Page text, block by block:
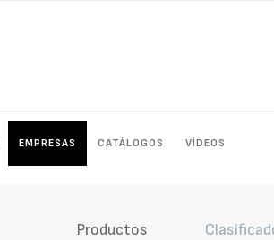
EMPRESAS CATÁLOGOS VÍDEOS
Productos